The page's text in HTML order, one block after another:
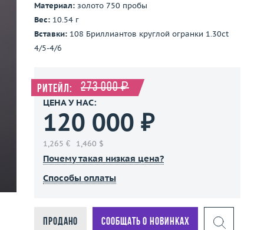
Материал: золото 750 пробы
Вес: 10.54 г
Вставки: 108 Бриллиантов круглой огранки 1.30ct
4/5-4/6
Ритейл: 273 000 ₽
ЦЕНА У НАС:
120 000 ₽
1,265 € 1,460 $
Почему такая низкая цена?
Способы оплаты
Продано Сообщать о новинках